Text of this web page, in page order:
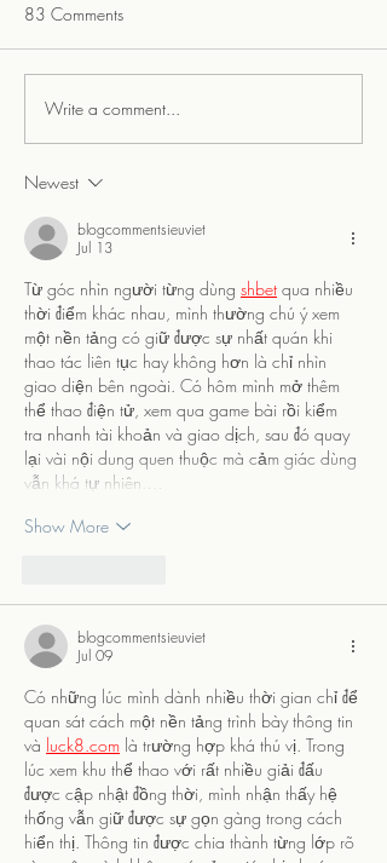
Old Soul. Bold Color.
Craftsman Bones.
83 Comments
Write a comment...
Newest
blogcommentsieuviet
Jul 13
Từ góc nhìn người từng dùng shbet qua nhiều
thời điểm khác nhau, mình thường chú ý xem
một nền tảng có giữ được sự nhất quán khi
thao tác liên tục hay không hơn là chỉ nhìn
giao diện bên ngoài. Có hôm mình mở thêm
thể thao điện tử, xem qua game bài rồi kiểm
tra nhanh tài khoản và giao dịch, sau đó quay
lại vài nội dung quen thuộc mà cảm giác dùng
vẫn khá tự nhiên.…
Show More
blogcommentsieuviet
Jul 09
Có những lúc mình dành nhiều thời gian chỉ để
quan sát cách một nền tảng trình bày thông tin
và luck8.com là trường hợp khá thú vị. Trong
lúc xem khu thể thao với rất nhiều giải đấu
được cập nhật đồng thời, mình nhận thấy hệ
thống vẫn giữ được sự gọn gàng trong cách
hiển thị. Thông tin được chia thành từng lớp rõ